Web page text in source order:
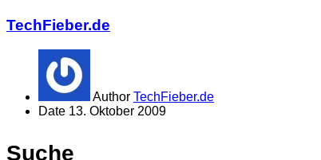
TechFieber.de
Author TechFieber.de
Date 13. Oktober 2009
Suche